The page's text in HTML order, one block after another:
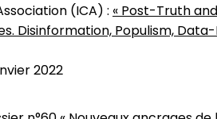
(ICA) : « Post-Truth
Disinformation, Populism,
2022